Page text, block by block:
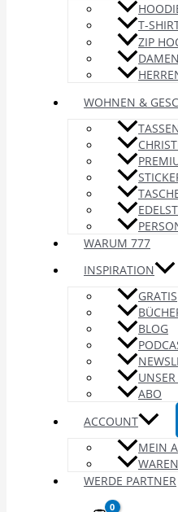
T-
ZIP
WOHNEN &
WARUM 777
INSPIRATION
GRATIS
BLOG
ABO
ACCOUNT
MEIN
WERDE PARTNER